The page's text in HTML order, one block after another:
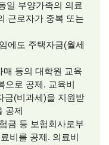
일 부양가족의 의료
근로자가 중복 또는
에도 주택자금(월세
매 등의 대학원 교육
으로 공제. 교육비
금(비과세)을 지원받
공제
금 등 보험회사로부
비를 공제. 의료비